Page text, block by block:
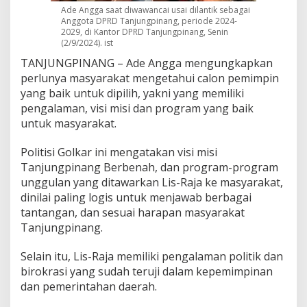
s
u
n
u
k
W
a
r
a
n
j
u
g
n
a
g
Ade Angga saat diwawancai usai dilantik sebagai
Anggota DPRD Tanjungpinang, periode 2024-
2029, di Kantor DPRD Tanjungpinang, Senin
(2/9/2024). ist
TANJUNGPINANG – Ade Angga mengungkapkan
perlunya masyarakat mengetahui calon pemimpin
yang baik untuk dipilih, yakni yang memiliki
pengalaman, visi misi dan program yang baik
untuk masyarakat.
Politisi Golkar ini mengatakan visi misi
Tanjungpinang Berbenah, dan program-program
unggulan yang ditawarkan Lis-Raja ke masyarakat,
dinilai paling logis untuk menjawab berbagai
tantangan, dan sesuai harapan masyarakat
Tanjungpinang.
Selain itu, Lis-Raja memiliki pengalaman politik dan
birokrasi yang sudah teruji dalam kepemimpinan
dan pemerintahan daerah.